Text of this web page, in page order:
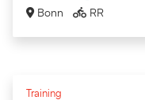
Bonn RR
Training